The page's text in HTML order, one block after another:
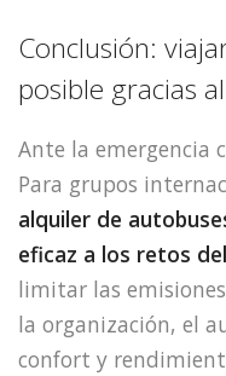
Conclusión:
posible gracias
Ante la emergencia
Para grupos
alquiler de
eficaz a los retos
limitar las
la organización, el
confort y